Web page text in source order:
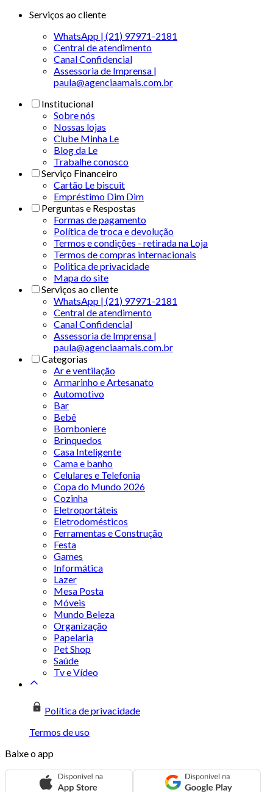
Serviços ao cliente
WhatsApp | (21) 97971-2181
Central de atendimento
Canal Confidencial
Assessoria de Imprensa |
paula@agenciaamais.com.br
Institucional
Sobre nós
Nossas lojas
Clube Minha Le
Blog da Le
Trabalhe conosco
Serviço Financeiro
Cartão Le biscuit
Empréstimo Dim Dim
Perguntas e Respostas
Formas de pagamento
Política de troca e devolução
Termos e condições - retirada na Loja
Termos de compras internacionais
Politica de privacidade
Mapa do site
Serviços ao cliente
WhatsApp | (21) 97971-2181
Central de atendimento
Canal Confidencial
Assessoria de Imprensa |
paula@agenciaamais.com.br
Categorias
Ar e ventilação
Armarinho e Artesanato
Automotivo
Bar
Bebê
Bomboniere
Brinquedos
Casa Inteligente
Cama e banho
Celulares e Telefonia
Copa do Mundo 2026
Cozinha
Eletroportáteis
Eletrodomésticos
Ferramentas e Construção
Festa
Games
Informática
Lazer
Mesa Posta
Móveis
Mundo Beleza
Organização
Papelaria
Pet Shop
Saúde
Tv e Vídeo
Política de privacidade
Termos de uso
Baixe o app